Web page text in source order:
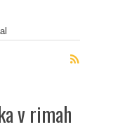
v rimah